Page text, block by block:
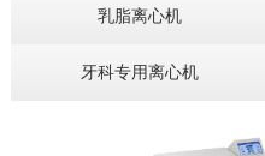
乳脂离心机
牙科专用离心机